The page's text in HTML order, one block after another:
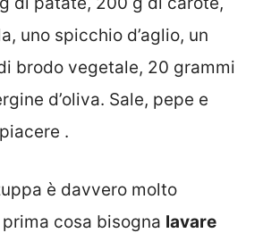
uno spicchio d’aglio, un
brodo vegetale, 20 grammi
d’oliva. Sale, pepe e
.
è davvero molto
cosa bisogna lavare